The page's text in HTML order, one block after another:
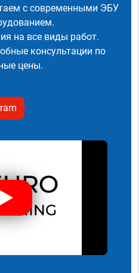
с современными ЭБУ
на все виды работ.
консультации по
цены.